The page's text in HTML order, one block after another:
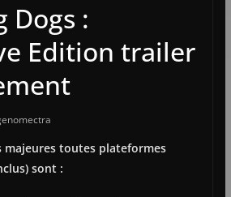
Dogs :
Edition trailer
majeures toutes plateformes
sont :